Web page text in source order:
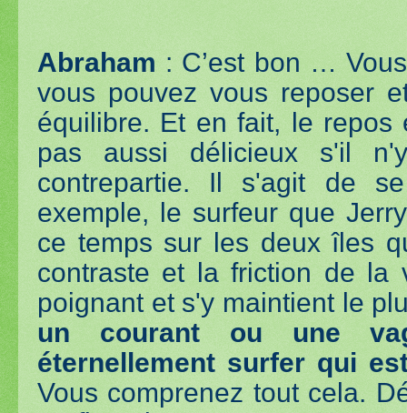
Abraham : C’est bon …
vous pouvez vous reposer
équilibre. Et en fait, le
pas aussi délicieux s'il
contrepartie. Il s'agit de
exemple, le surfeur que
ce temps sur les deux îles
contraste et la friction de la
poignant et s'y maintient le
un courant ou une
éternellement surfer qui
Vous comprenez tout cela.